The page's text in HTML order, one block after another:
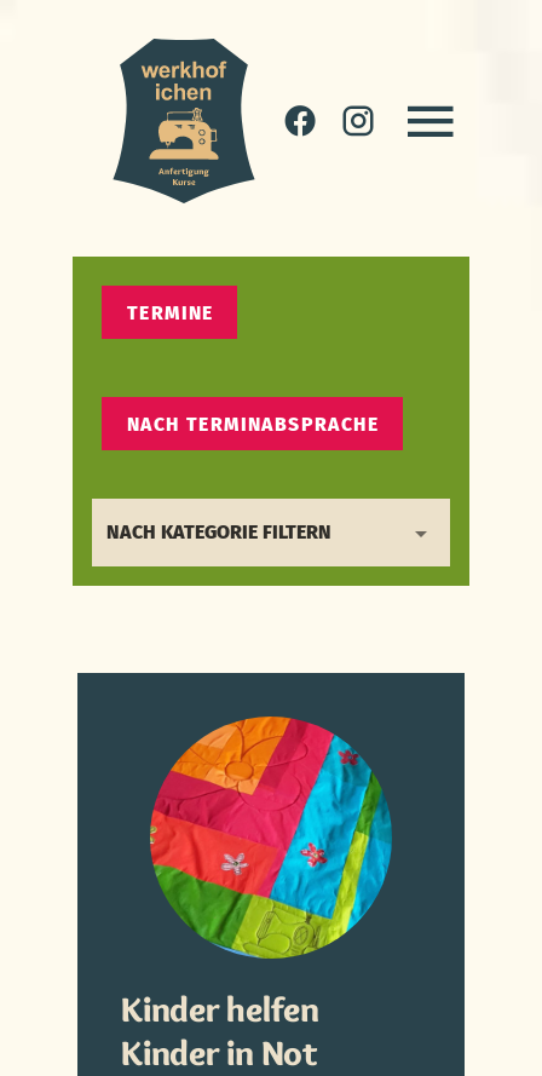
TERMINE
NACH TERMINABSPRACHE
NACH KATEGORIE FILTERN
Kinder helfen
Kinder in Not